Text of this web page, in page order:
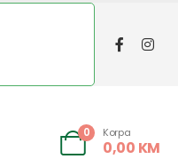
0 Korpa
0,00 KM